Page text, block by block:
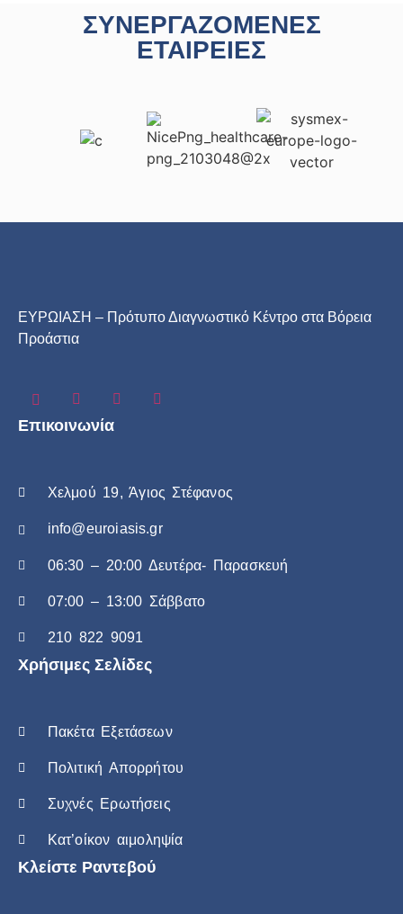
ΣΥΝΕΡΓΑΖΌΜΕΝΕΣ
ΕΤΑΙΡΕΊΕΣ
ΕΥΡΩΙΑΣΗ – Πρότυπο Διαγνωστικό Κέντρο στα Βόρεια
Προάστια
Επικοινωνία
Χελμού 19, Άγιος Στέφανος
info@euroiasis.gr
06:30 – 20:00 Δευτέρα- Παρασκευή
07:00 – 13:00 Σάββατο
210 822 9091
Χρήσιμες Σελίδες
Πακέτα Εξετάσεων
Πολιτική Απορρήτου
Συχνές Ερωτήσεις
Κατ’οίκον αιμοληψία
Κλείστε Ραντεβού